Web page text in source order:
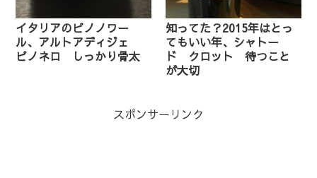
イタリアのピノノワー
ル、アルトアディジェ
ピノネロ しっかり骨太
知ってた？2015年はとっ
てもいい年、シャトー
ド クロット 待つこと
が大切
スポンサーリンク